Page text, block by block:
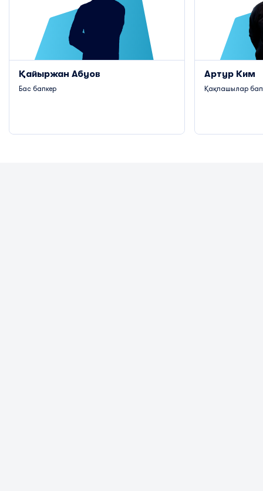
Қайыржан Абуов
Бас бапкер
Артур Ким
Қақпашылар